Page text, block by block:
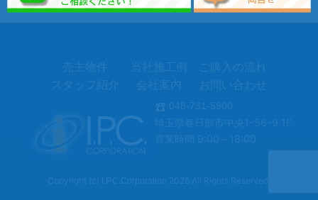
売主物件 当社施工例
ご購入の流れ
スタッフ紹介
会社案内 お問い合わせ
048-731-5900
埼玉県春日部市中央1-56-9 1F
営業時間 9:00～18:00
Copyright (c) I.P.C.Corporation 2026 All Rights Reserved.